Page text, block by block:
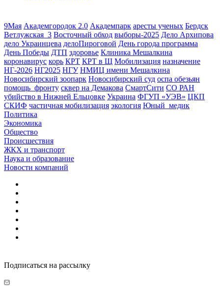
9Мая Академгородок 2.0 Академпарк аресты ученых Бердск
Ветлужская_3 Восточный обход выборы-2025 Дело Архипова
дело Украинцева делоПироговой День города программа
День Победы ДТП здоровье Клиника Мешалкина
коронавирус корь КРТ КРТ в Щ Мобилизация назначение
НГ-2026 НГ2025 НГУ НМИЦ имени Мешалкина
Новосибирский зоопарк Новосибирский суд оспа обезьян
помощь_фронту сквер на Демакова СмартСити СО РАН
убийство в Нижней Ельцовке Украина ФГУП «УЭВ» ЦКП
СКИФ частичная мобилизация экология Юный_медик
Политика
Экономика
Общество
Происшествия
ЖКХ и транспорт
Наука и образование
Новости компаний
Подписаться на рассылку